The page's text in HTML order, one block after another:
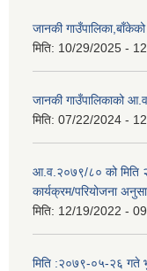
जानकी
मिति: 10/29/2025 -
जानकी गाउँपालिकाको
मिति: 07/22/2024 -
आ.व.२०७९/८० को मिति
कार्यक्रम/परियोजना
मिति: 12/19/2022 -
मिति :२०७९-०५-२६ गते